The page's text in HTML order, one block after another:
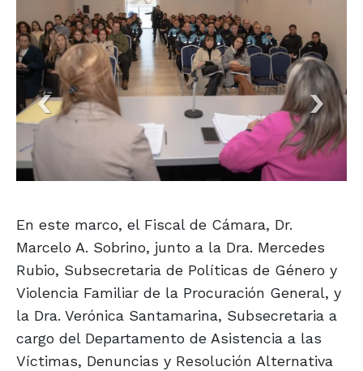
En este marco, el Fiscal de Cámara, Dr.
Marcelo A. Sobrino, junto a la Dra. Mercedes
Rubio, Subsecretaria de Políticas de Género y
Violencia Familiar de la Procuración General, y
la Dra. Verónica Santamarina, Subsecretaria a
cargo del Departamento de Asistencia a las
Víctimas, Denuncias y Resolución Alternativa